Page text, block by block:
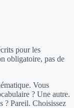
pour les
obligatoire, pas de
Vous
? Une autre.
? Pareil. Choisissez